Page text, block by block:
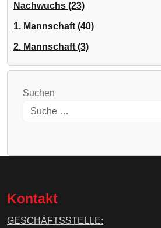
Nachwuchs (23)
1. Mannschaft (40)
2. Mannschaft (3)
Suchen
Kontakt
GESCHÄFTSSTELLE: